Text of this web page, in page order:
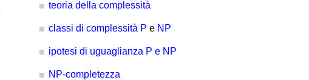
teoria della complessità
classi di complessità P e NP
ipotesi di uguaglianza P e NP
NP-completezza